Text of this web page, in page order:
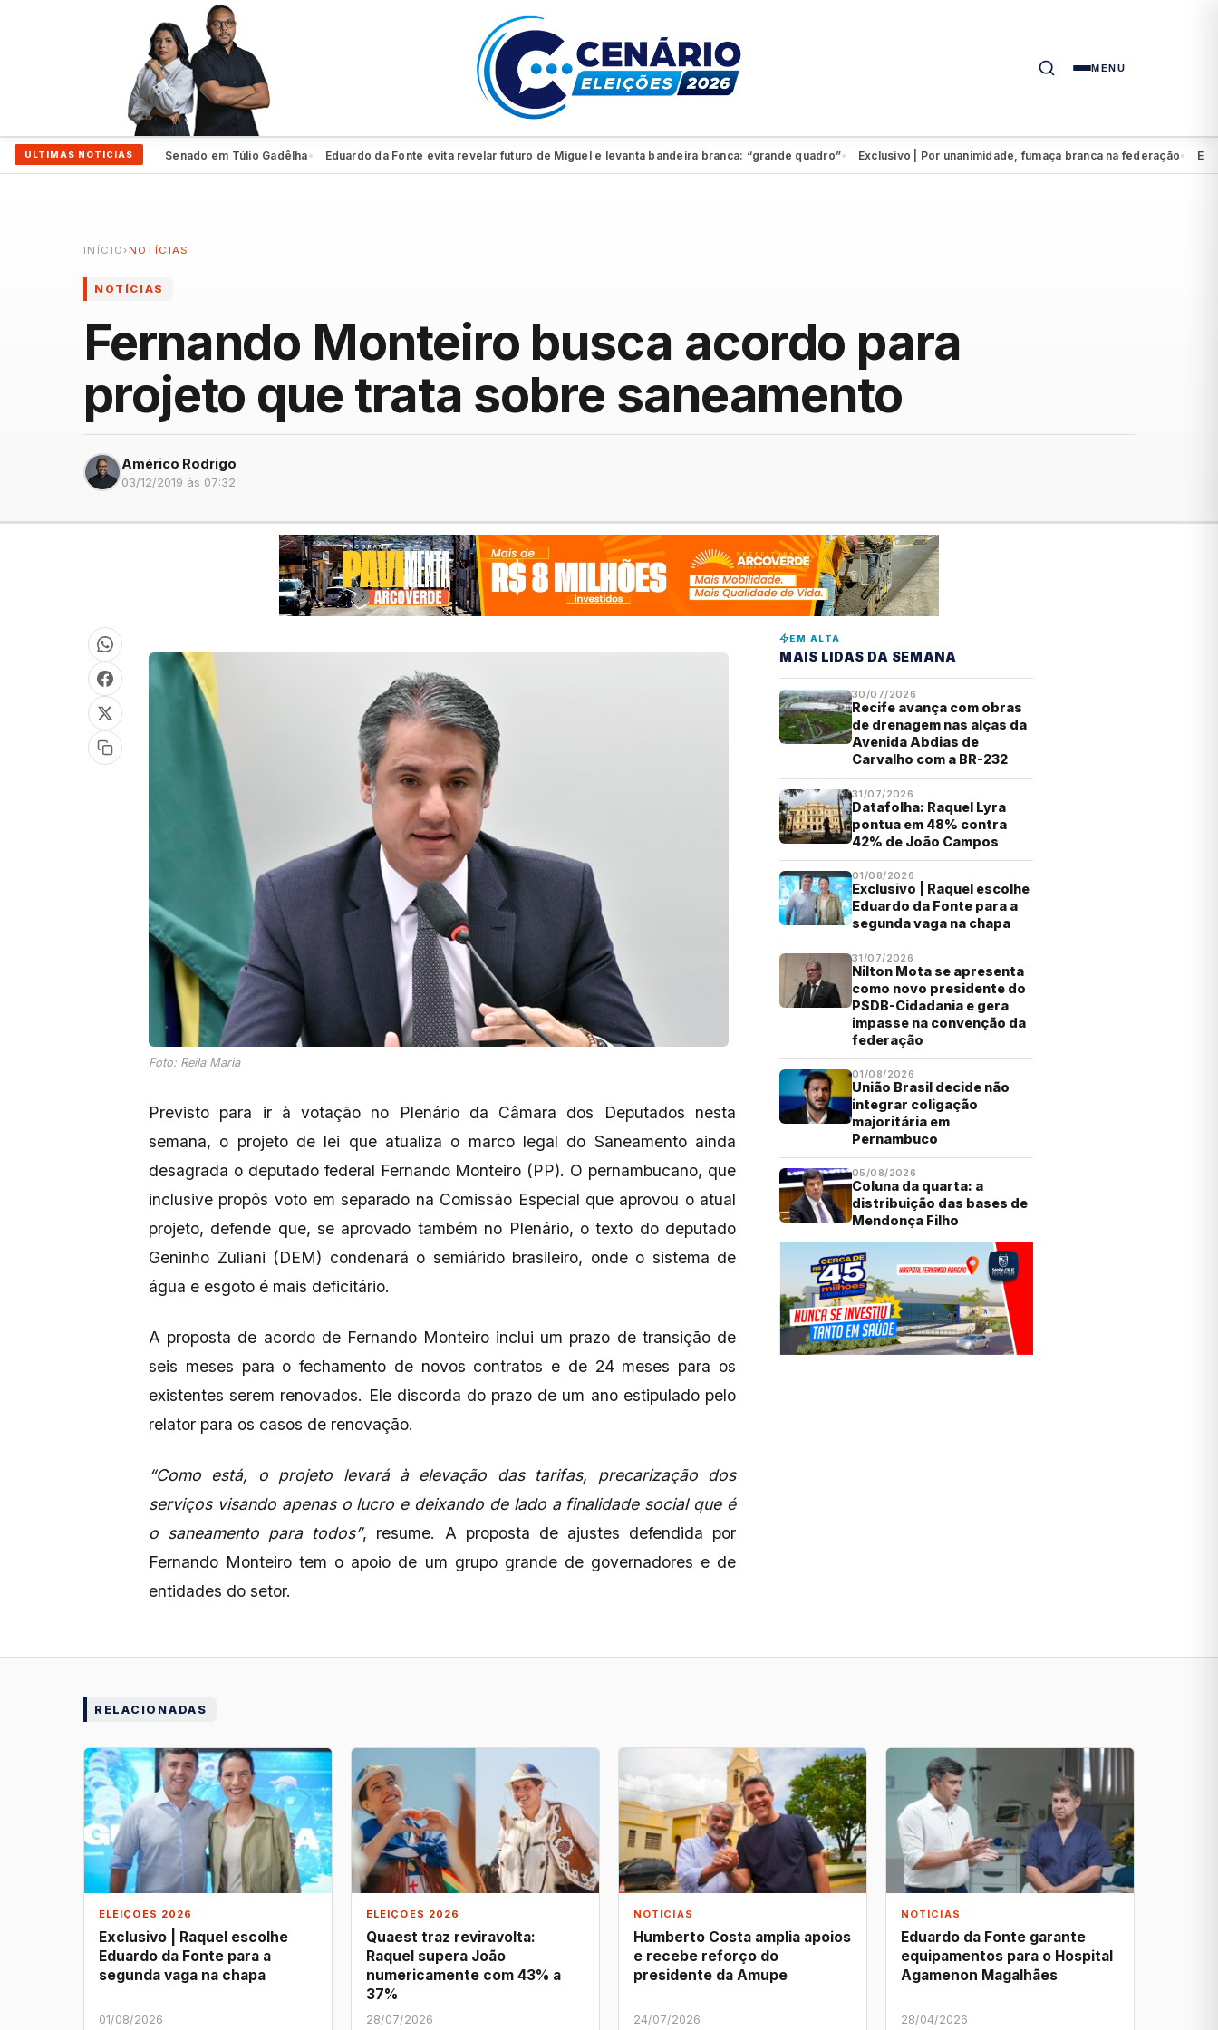
MENU
ÚLTIMAS NOTÍCIAS
oficializa 2º voto ao Senado em Túlio Gadêlha● Eduardo da Fonte evita revelar futuro de Miguel e levanta bandeira branca: “grande quadro”● Exclusivo | Por unanimidade, fumaça branca na federação● Eduardo
INÍCIO ›NOTÍCIAS
NOTÍCIAS
Fernando Monteiro busca acordo para
projeto que trata sobre saneamento
Américo Rodrigo
03/12/2019 às 07:32
Foto: Reila Maria
Previsto para ir à votação no Plenário da Câmara dos Deputados nesta
semana, o projeto de lei que atualiza o marco legal do Saneamento ainda
desagrada o deputado federal Fernando Monteiro (PP). O pernambucano, que
inclusive propôs voto em separado na Comissão Especial que aprovou o atual
projeto, defende que, se aprovado também no Plenário, o texto do deputado
Geninho Zuliani (DEM) condenará o semiárido brasileiro, onde o sistema de
água e esgoto é mais deficitário.
A proposta de acordo de Fernando Monteiro inclui um prazo de transição de
seis meses para o fechamento de novos contratos e de 24 meses para os
existentes serem renovados. Ele discorda do prazo de um ano estipulado pelo
relator para os casos de renovação.
“Como está, o projeto levará à elevação das tarifas, precarização dos
serviços visando apenas o lucro e deixando de lado a finalidade social que é
o saneamento para todos”, resume. A proposta de ajustes defendida por
Fernando Monteiro tem o apoio de um grupo grande de governadores e de
entidades do setor.
EM ALTA
MAIS LIDAS DA SEMANA
30/07/2026
Recife avança com obras
de drenagem nas alças da
Avenida Abdias de
Carvalho com a BR-232
31/07/2026
Datafolha: Raquel Lyra
pontua em 48% contra
42% de João Campos
01/08/2026
Exclusivo | Raquel escolhe
Eduardo da Fonte para a
segunda vaga na chapa
31/07/2026
Nilton Mota se apresenta
como novo presidente do
PSDB-Cidadania e gera
impasse na convenção da
federação
01/08/2026
União Brasil decide não
integrar coligação
majoritária em
Pernambuco
05/08/2026
Coluna da quarta: a
distribuição das bases de
Mendonça Filho
RELACIONADAS
ELEIÇÕES 2026
Exclusivo | Raquel escolhe
Eduardo da Fonte para a
segunda vaga na chapa
01/08/2026
ELEIÇÕES 2026
Quaest traz reviravolta:
Raquel supera João
numericamente com 43% a
37%
28/07/2026
NOTÍCIAS
Humberto Costa amplia apoios
e recebe reforço do
presidente da Amupe
24/07/2026
NOTÍCIAS
Eduardo da Fonte garante
equipamentos para o Hospital
Agamenon Magalhães
28/04/2026